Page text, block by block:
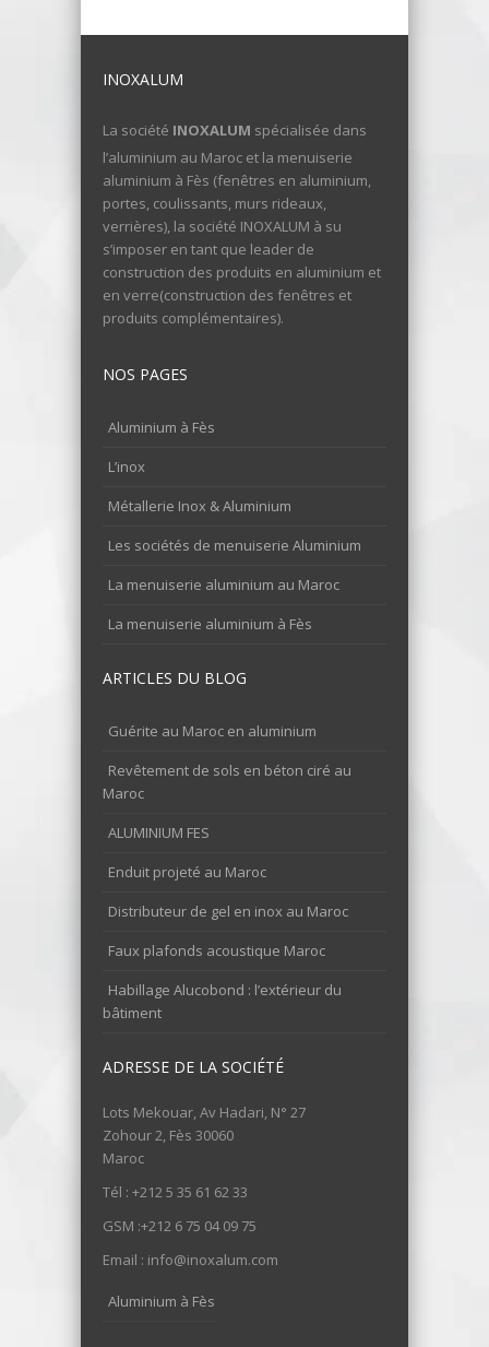
INOXALUM
La société INOXALUM spécialisée dans
l’aluminium au Maroc et la menuiserie
aluminium à Fès (fenêtres en aluminium,
portes, coulissants, murs rideaux,
verrières), la société INOXALUM à su
s’imposer en tant que leader de
construction des produits en aluminium et
en verre(construction des fenêtres et
produits complémentaires).
NOS PAGES
Aluminium à Fès
L’inox
Métallerie Inox & Aluminium
Les sociétés de menuiserie Aluminium
La menuiserie aluminium au Maroc
La menuiserie aluminium à Fès
ARTICLES DU BLOG
Guérite au Maroc en aluminium
Revêtement de sols en béton ciré au
Maroc
ALUMINIUM FES
Enduit projeté au Maroc
Distributeur de gel en inox au Maroc
Faux plafonds acoustique Maroc
Habillage Alucobond : l’extérieur du
bâtiment
ADRESSE DE LA SOCIÉTÉ
Lots Mekouar, Av Hadari, N° 27
Zohour 2, Fès 30060
Maroc
Tél : +212 5 35 61 62 33
GSM :+212 6 75 04 09 75
Email : info@inoxalum.com
Aluminium à Fès